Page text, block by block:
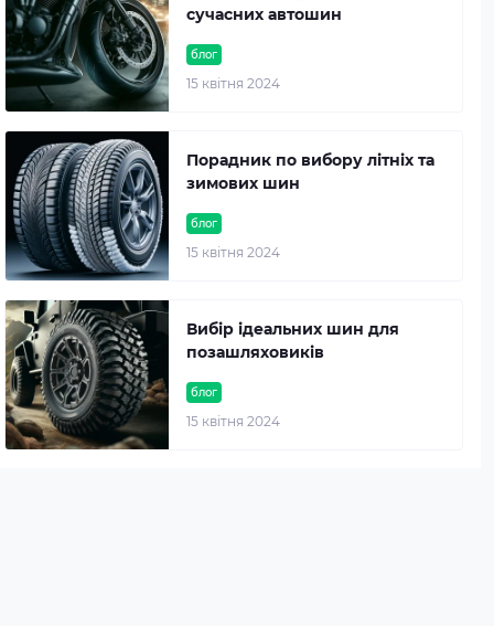
блог
15 квітня 2024
сучасних автошин
блог
15 квітня 2024
Порадник по вибору літніх та
зимових шин
блог
15 квітня 2024
Вибір ідеальних шин для
позашляховиків